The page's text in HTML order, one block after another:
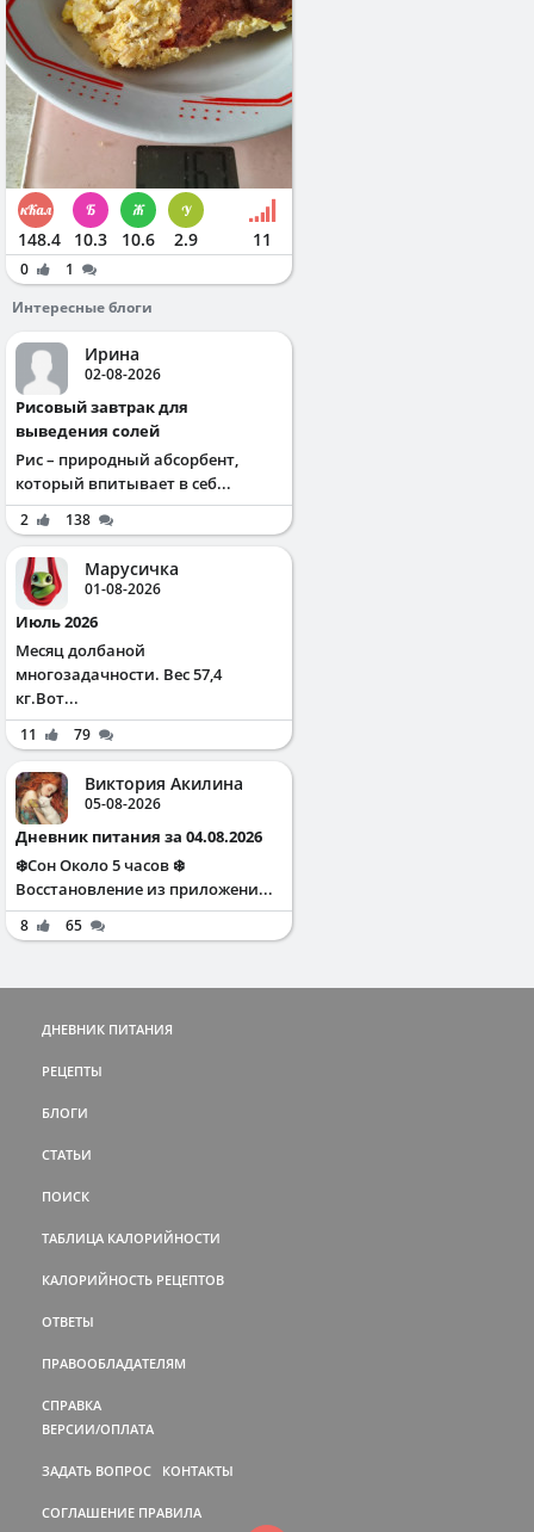
148.4 10.3 10.6 2.9 11
0
1
Интересные блоги
Ирина
02-08-2026
Рисовый завтрак для
выведения солей
Рис – природный абсорбент,
который впитывает в себ...
2 138
Марусичка
01-08-2026
Июль 2026
Месяц долбаной
многозадачности. Вес 57,4
кг.Вот...
11 79
Виктория Акилина
05-08-2026
Дневник питания за 04.08.2026
❄️Сон Около 5 часов ❄️
Восстановление из приложени...
8 65
ДНЕВНИК ПИТАНИЯ
РЕЦЕПТЫ
БЛОГИ
СТАТЬИ
ПОИСК
ТАБЛИЦА КАЛОРИЙНОСТИ
КАЛОРИЙНОСТЬ РЕЦЕПТОВ
ОТВЕТЫ
ПРАВООБЛАДАТЕЛЯМ
СПРАВКА
ВЕРСИИ/ОПЛАТА
ЗАДАТЬ ВОПРОС КОНТАКТЫ
СОГЛАШЕНИЕ ПРАВИЛА